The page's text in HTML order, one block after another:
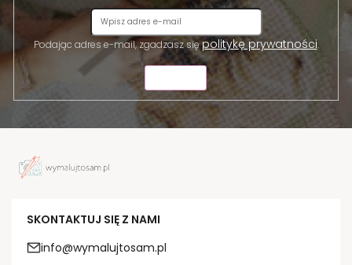
Podając adres e-mail, zgadzasz siępolitykę prywatności.
SKONTAKTUJ SIĘ Z NAMI
info@wymalujtosam.pl